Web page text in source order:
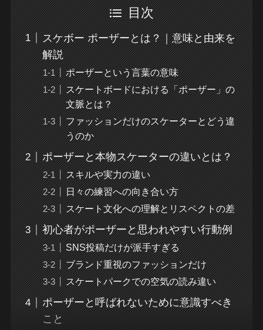
目次
スケボー ポーザーとは？｜意味と由来を
解説
ポーザーという言葉の意味
スケートボードにおける「ポーザー」の
文脈とは？
ファッションだけのスケーターとどう違
うのか
ポーザーと本物スケーターの違いとは？
スキルや実力の違い
日々の練習への向き合い方
スケート文化への理解とリスペクトの差
初心者がポーザーと思われやすい行動例
SNS投稿だけが派手すぎる
ブランド重視のファッションだけ
スケートパークでの空気の読み違い
ポーザーと呼ばれないために意識すべき
こと